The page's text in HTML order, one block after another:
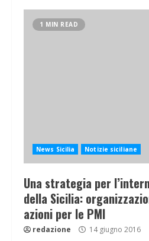
1 MIN READ
News Sicilia Notizie siciliane
Una strategia per
della Sicilia:
azioni per le PMI
redazione 14 giugno 2016